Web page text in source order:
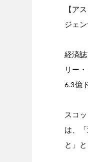
【ア
ジェ
経済
リー
6.3億
スコ
は、
と」